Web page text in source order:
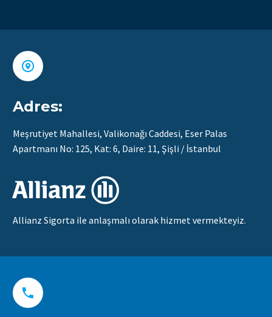


Adres:
Meşrutiyet Mahallesi, Valikonağı Caddesi, Eser Palas
Apartmanı No: 125, Kat: 6, Daire: 11, Şişli / İstanbul
Allianz Sigorta ile anlaşmalı olarak hizmet vermekteyiz.

